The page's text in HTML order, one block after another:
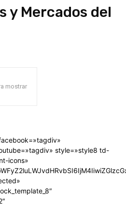
y Mercados del
mostrar
style=»style8 td-
icons»